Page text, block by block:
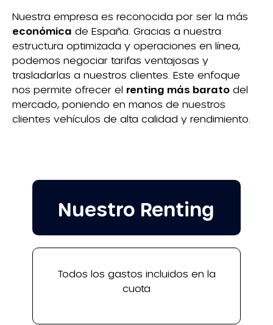
Nuestra empresa es reconocida por ser la más
económica de España. Gracias a nuestra
estructura optimizada y operaciones en línea,
podemos negociar tarifas ventajosas y
trasladarlas a nuestros clientes. Este enfoque
nos permite ofrecer el renting más barato del
mercado, poniendo en manos de nuestros
clientes vehículos de alta calidad y rendimiento.
Nuestro Renting
Todos los gastos incluidos en la
cuota